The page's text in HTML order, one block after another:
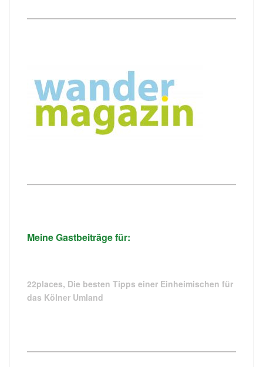
Meine Gastbeiträge für:
22places, Die besten Tipps einer Einheimischen für
das Kölner Umland